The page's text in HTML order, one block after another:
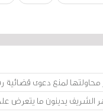
محاولتها لمنع دعوى
الشريف يدينون ما يتعرض